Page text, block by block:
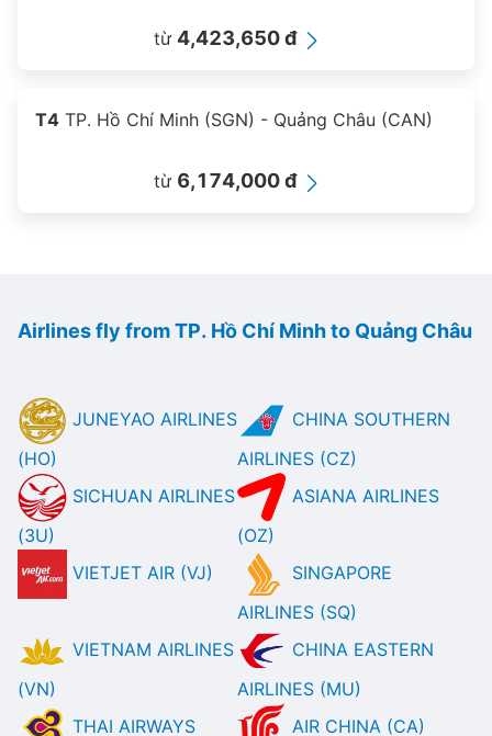
từ 4,423,650 đ
T4 TP. Hồ Chí Minh (SGN) - Quảng Châu (CAN)
từ 6,174,000 đ
Airlines fly from TP. Hồ Chí Minh to Quảng Châu
JUNEYAO AIRLINES
(HO)
CHINA SOUTHERN
AIRLINES (CZ)
SICHUAN AIRLINES
(3U)
ASIANA AIRLINES
(OZ)
VIETJET AIR (VJ)
SINGAPORE
AIRLINES (SQ)
VIETNAM AIRLINES
(VN)
CHINA EASTERN
AIRLINES (MU)
THAI AIRWAYS
AIR CHINA (CA)